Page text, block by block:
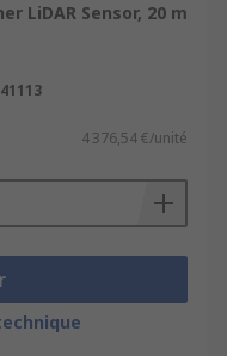
LiDAR Sensor, 20 m
4 376,54 €/unité